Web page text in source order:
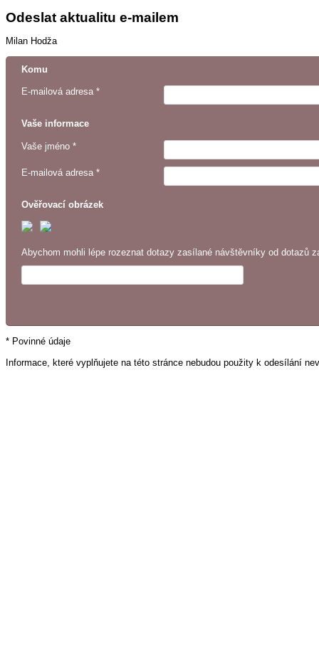
Odeslat aktualitu e-mailem
Milan Hodža
Komu
E-mailová adresa *
Vaše informace
Vaše jméno *
E-mailová adresa *
Ověřovací obrázek
Abychom mohli lépe rozeznat dotazy zasílané návštěvníky od dotazů
* Povinné údaje
Informace, které vyplňujete na této stránce nebudou použity k odesílání